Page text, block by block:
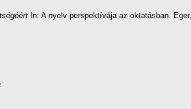
In: A nyelv perspektívája az oktatásban.